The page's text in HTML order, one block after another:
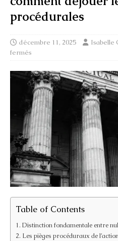
procédurales
décembre 11, 2025 Isabelle
fermés
Table of Contents
Distinction fondamentale entre
Les pièges procéduraux de